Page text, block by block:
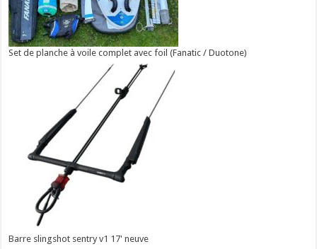
Set de planche à voile complet avec foil (Fanatic / Duotone)
Barre slingshot sentry v1 17' neuve